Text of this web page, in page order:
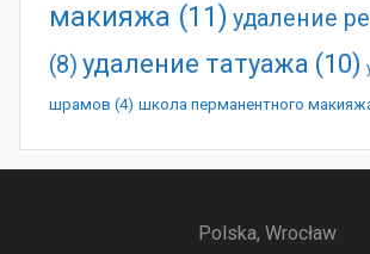
макияжа (11) удаление
(8) удаление татуажа (10)
шрамов (4) школа перманентного
Polska, Wrocław